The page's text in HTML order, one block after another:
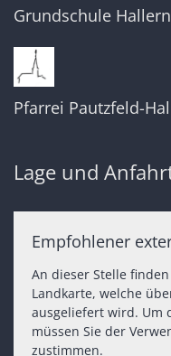
Grundschule
Pfarrei Pautzfeld-
Lage und
Empfohlener
An dieser Stelle
Landkarte, welche
ausgeliefert wird. Um
müssen Sie der
zustimmen.